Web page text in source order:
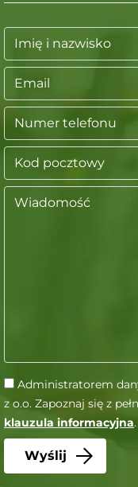
Administratorem
z o.o. Zapoznaj się z
klauzula informacyjna.